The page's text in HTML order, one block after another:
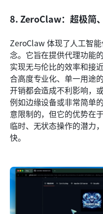
8. ZeroClaw：超极简
ZeroClaw 体现了人工智
念。它旨在提供代理功能
实现无与伦比的效率和接
合高度专业化、单一用途
开销都会造成不利影响，
例如边缘设备或非常简单
意限制的，但它的优势在
临时、无状态操作的潜力
快。